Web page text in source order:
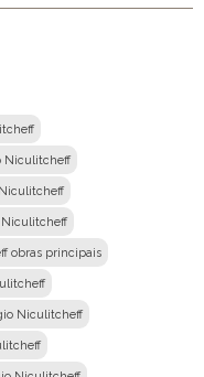
Niculitcheff
Niculitcheff
obras principais
Niculitcheff